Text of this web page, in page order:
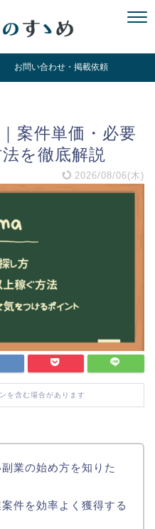
お問い合わせ・掲載依頼
案件単価・必要
を徹底解説
2026/08/06(木)
を含む場合があります
業の始め方を知りた
件を効率よく獲得する